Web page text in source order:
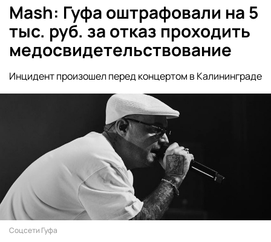
Mash: Гуфа оштрафовали на 5
тыс. руб. за отказ проходить
медосвидетельствование
Инцидент произошел перед концертом в Калининграде
Соцсети Гуфа